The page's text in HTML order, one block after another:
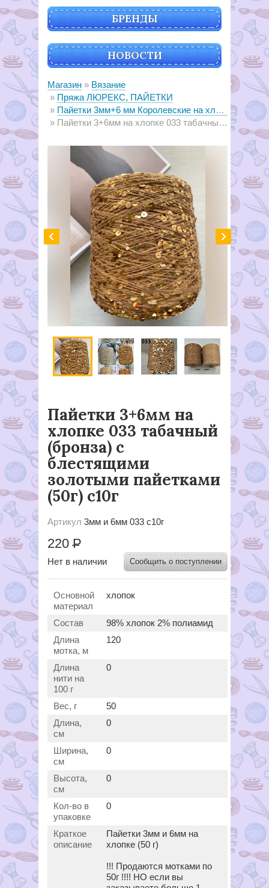
БРЕНДЫ
НОВОСТИ
Магазин
Вязание
Пряжа ЛЮРЕКС, ПАЙЕТКИ
Пайетки 3мм+6 мм Королевские на хлопке
Пайетки 3+6мм на хлопке 033 табачный (бронза) с блестящими золотыми пайетками (50г) с10г
Пайетки 3+6мм на
хлопке 033 табачный
(бронза) с
блестящими
золотыми пайетками
(50г) с10г
Артикул 3мм и 6мм 033 с10г
220Р
Нет в наличии Сообщить о поступлении
Основной
материал
хлопок
Состав
98% хлопок 2% полиамид
Длина
мотка, м
120
Длина
нити на
100 г
0
Вес, г
50
Длина,
см
0
Ширина,
см
0
Высота,
см
0
Кол-во в
упаковке
0
Краткое
описание
Пайетки 3мм и 6мм на
хлопке (50 г)
!!! Продаются мотками по
50г !!!! НО если вы